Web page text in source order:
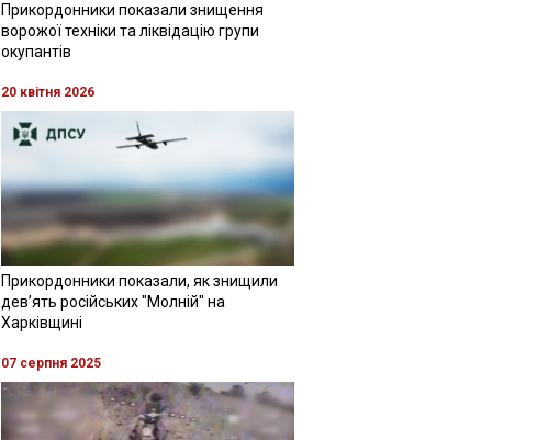
Прикордонники показали знищення
ворожої техніки та ліквідацію групи
окупантів
20 квітня 2026
Прикордонники показали, як знищили
девʼять російських "Молній" на
Харківщині
07 серпня 2025